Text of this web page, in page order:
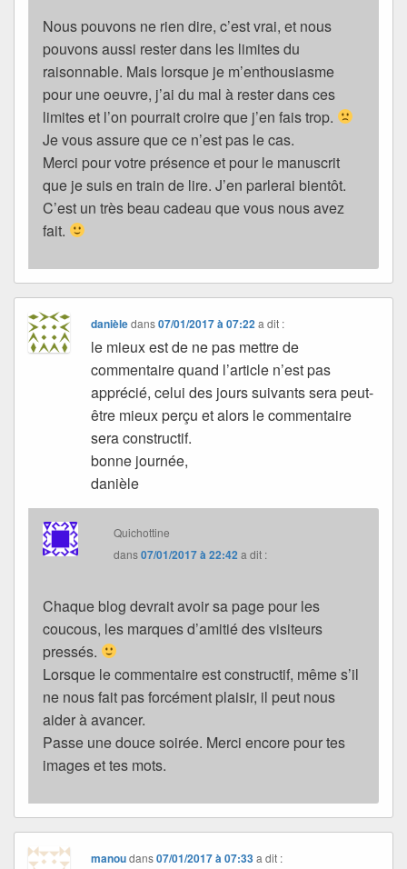
Nous pouvons ne rien dire, c’est vrai, et nous
pouvons aussi rester dans les limites du
raisonnable. Mais lorsque je m’enthousiasme
pour une oeuvre, j’ai du mal à rester dans ces
limites et l’on pourrait croire que j’en fais trop.
Je vous assure que ce n’est pas le cas.
Merci pour votre présence et pour le manuscrit
que je suis en train de lire. J’en parlerai bientôt.
C’est un très beau cadeau que vous nous avez
fait.
danièledans07/01/2017 à 07:22 a dit :
le mieux est de ne pas mettre de
commentaire quand l’article n’est pas
apprécié, celui des jours suivants sera peut-
être mieux perçu et alors le commentaire
sera constructif.
bonne journée,
danièle
Quichottine
dans07/01/2017 à 22:42 a dit :
Chaque blog devrait avoir sa page pour les
coucous, les marques d’amitié des visiteurs
pressés.
Lorsque le commentaire est constructif, même s’il
ne nous fait pas forcément plaisir, il peut nous
aider à avancer.
Passe une douce soirée. Merci encore pour tes
images et tes mots.
manoudans07/01/2017 à 07:33 a dit :